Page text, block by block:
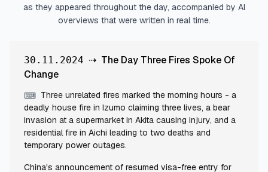
as they appeared throughout the day, accompanied by AI
overviews that were written in real time.
30.11.2024 ⇢ The Day Three Fires Spoke Of
Change
⌨ Three unrelated fires marked the morning hours - a
deadly house fire in Izumo claiming three lives, a bear
invasion at a supermarket in Akita causing injury, and a
residential fire in Aichi leading to two deaths and
temporary power outages.
China's announcement of resumed visa-free entry for